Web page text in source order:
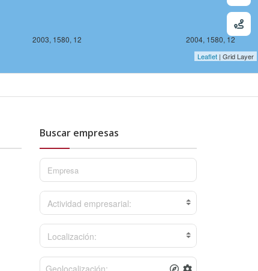
2003, 1580, 12 2004, 1580, 12
Leaflet | Grid Layer
Buscar empresas
Actividad empresarial:
Localización: